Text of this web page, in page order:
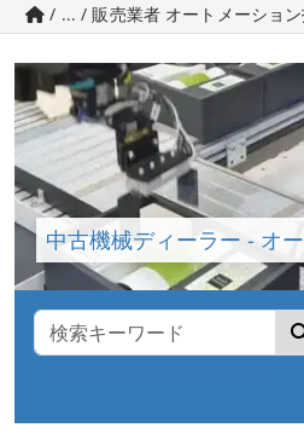
/ ... / 販売業者 オートメーショ
中古機械ディーラー - オ